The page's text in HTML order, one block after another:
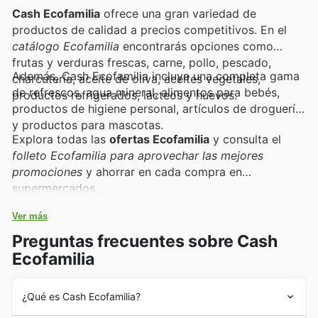
Cash Ecofamilia ofrece una gran variedad de
productos de calidad a precios competitivos. En el
catálogo Ecofamilia encontrarás opciones como
frutas y verduras frescas, carne, pollo, pescado,
charcutería, aceite de oliva, aceites vegetales,
productos refrigerados, lácteos y huevos.
Además, Cash Ecofamilia incluye una completa gama
de refrescos, agua mineral, alimentos para bebés,
productos de higiene personal, artículos de droguería
y productos para mascotas.
Explora todas las ofertas Ecofamilia y consulta el
folleto Ecofamilia para aprovechar las mejores
promociones y ahorrar en cada compra en
supermercados.
Ver más
Preguntas frecuentes sobre Cash
Ecofamilia
¿Qué es Cash Ecofamilia?